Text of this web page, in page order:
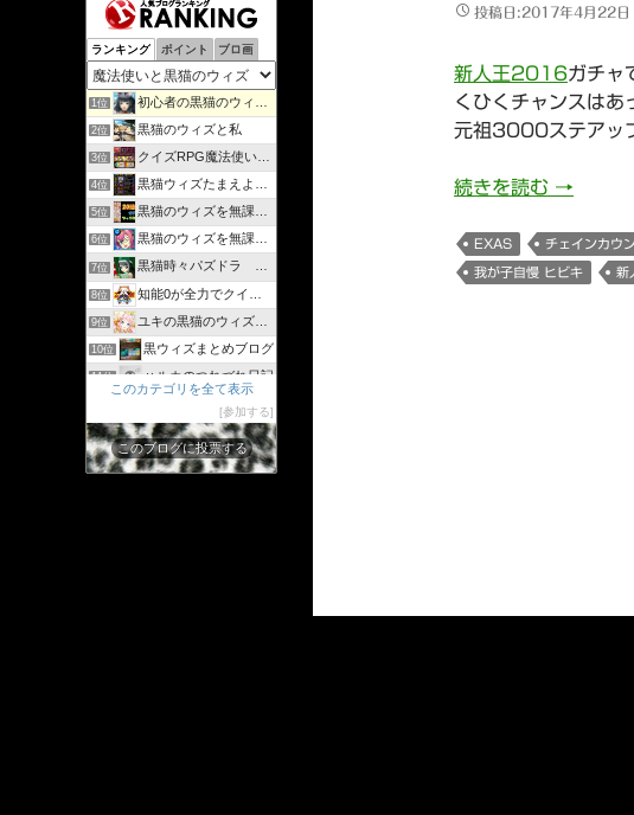
投稿日:2017年4月22日
新人王2016ガチャ
くひくチャンスはあ
元祖3000ステアッ
続きを読む 762日目
→
EXAS チェインカウ
我が子自慢 ヒビキ 新
ランキング ポイント ブロ画
1位 初心者の黒猫のウィズ攻略日記 | のんびりマイペースで攻略…
2位 黒猫のウィズと私
3位 クイズRPG魔法使いと黒猫のウィズを遊んで知識を増やそう
4位 黒猫ウィズたまえよディートリヒプレイ日記
5位 黒猫のウィズを無課金で攻略してみる
6位 黒猫のウィズを無課金でまったりと。
7位 黒猫時々パズドラ ラノベ好きが綴るゲームブログ
8位 知能0が全力でクイズゲーム
9位 ユキの黒猫のウィズまったり日記 〜黒ウィズプレイ日記ブログ〜
10位 黒ウィズまとめブログ
11位 ハルカのつれづれ日記
13位 ジャスたいむ
14位 30過ぎてもゲーム好き
このカテゴリを全て表示
参加する
このブログに投票する